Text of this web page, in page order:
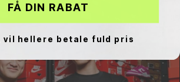
FÅ DIN RABAT
vil hellere betale fuld pris